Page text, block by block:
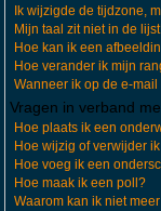
Ik wijzigde de tijdzone,
Mijn taal zit niet in de
Hoe kan ik een
Hoe verander ik mijn
Wanneer ik op de e-
Vragen in verband
Hoe plaats ik een
Hoe wijzig of verwijder
Hoe voeg ik een
Hoe maak ik een poll?
Waarom kan ik niet